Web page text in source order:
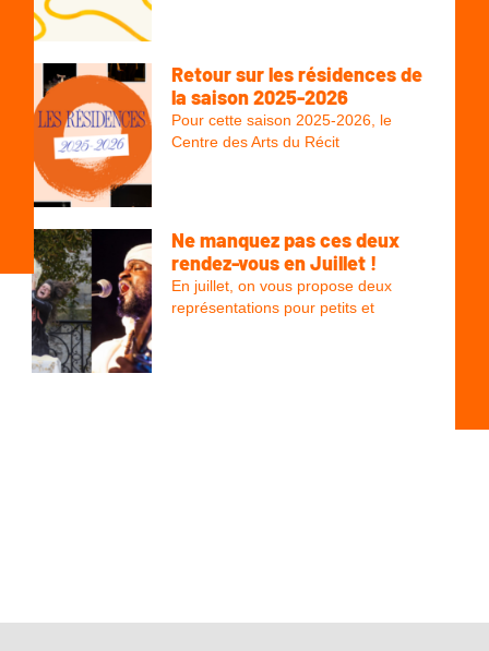
Retour sur les résidences de
la saison 2025-2026
Pour cette saison 2025-2026, le
Centre des Arts du Récit
Ne manquez pas ces deux
rendez-vous en Juillet !
En juillet, on vous propose deux
représentations pour petits et